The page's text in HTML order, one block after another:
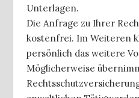
Unterlagen.
Die Anfrage zu Ihrer
kostenfrei. Im Weiteren
persönlich das weitere
Möglicherweise